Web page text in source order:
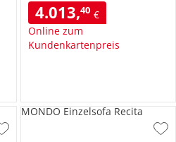
4.013,40 €
Online zum
Kundenkartenpreis
MONDO Einzelsofa Recita